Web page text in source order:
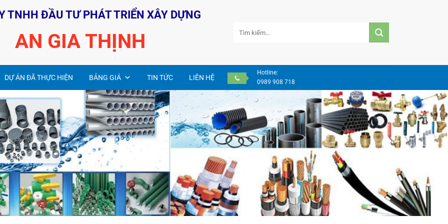
TNHH ĐẦU TƯ PHÁT TRIỂN XÂY DỰNG
AN GIA THỊNH
kiếm:
DỰ ÁN ĐÃ THỰC HIỆN BẢNG GIÁ TIN TỨC LIÊN HỆ
Hotline:
0989 908 718